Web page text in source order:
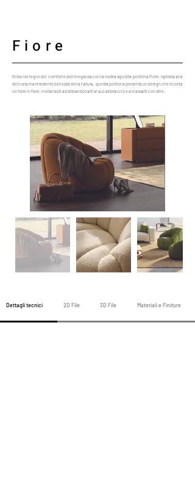
Fiore
Entra nel regno del comfort e dell'eleganza con la nostra squisita poltrona Fiore. Ispirata alla
delicata ma resistente bellezza della natura, questa poltrona presenta un design che ricorda
un fiore in fiore, invitandoti ad abbandonarti al suo abbraccio e a rilassarti con stile.
Dettagli tecnici 2D File 3D File Materiali e Finiture